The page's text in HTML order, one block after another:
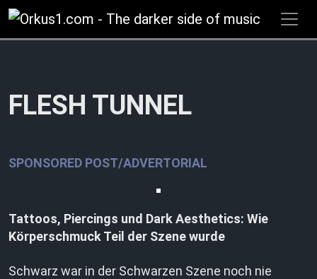
Zum
Inhalt
springen
FLESH TUNNEL
SPONSORED POST/ADVERTORIAL
Tattoos, Piercings und Dark Aesthetics: Wie
Körperschmuck Teil der Szene wurde
Schwarz war in der Schwarzen Szene noch nie